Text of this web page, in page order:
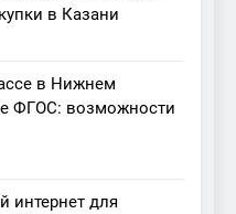
в Казани
в Нижнем
ФГОС: возможности
интернет для